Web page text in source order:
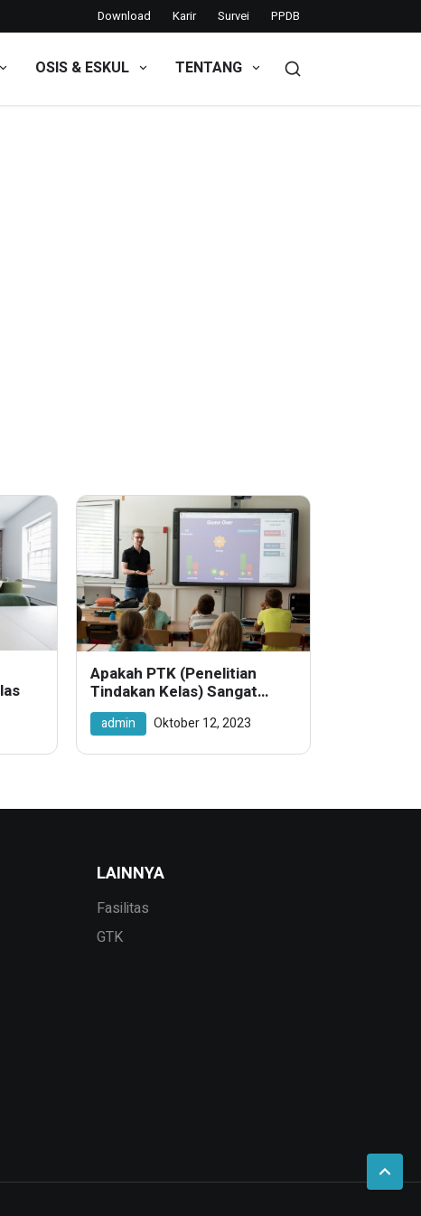
Download Karir Survei PPDB
OSIS & ESKUL TENTANG
Apakah PTK (Penelitian
Tindakan Kelas) Sangat
Penting Diterapkan di
Sekolah? Berikut
admin Oktober 12, 2023
LAINNYA
Fasilitas
GTK